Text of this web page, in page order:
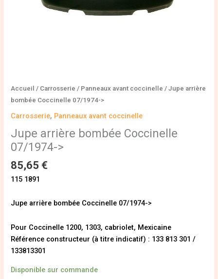
Accueil / Carrosserie / Panneaux avant coccinelle / Jupe arrière
bombée Coccinelle 07/1974->
Carrosserie, Panneaux avant coccinelle
Jupe arrière bombée Coccinelle
07/1974->
85,65 €
115 1891
Jupe arrière bombée Coccinelle 07/1974->
Pour Coccinelle 1200, 1303, cabriolet, Mexicaine
Référence constructeur (à titre indicatif) : 133 813 301 /
133813301
Disponible sur commande